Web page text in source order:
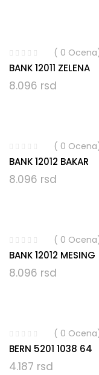
( 0
BANK 12011 ZELENA
8.096 rsd
( 0
BANK 12012 BAKAR
8.096 rsd
( 0
BANK 12012 MESING
8.096 rsd
( 0
BERN 5201 1038 64
4.187 rsd